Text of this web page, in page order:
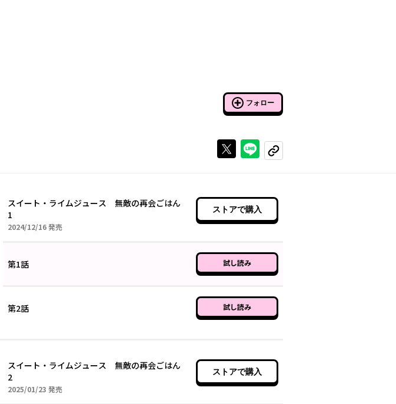
フォロー
Xで投稿するラインでシェアする
コピーする
スイート・ライムジュース 無敵の再会ごはん
1
2024/12/162024年12月16日
発売
ストアで購入
第1話 試し読み
第2話 試し読み
スイート・ライムジュース 無敵の再会ごはん
2
2025/01/23 2025年01月23日
発売
ストアで購入